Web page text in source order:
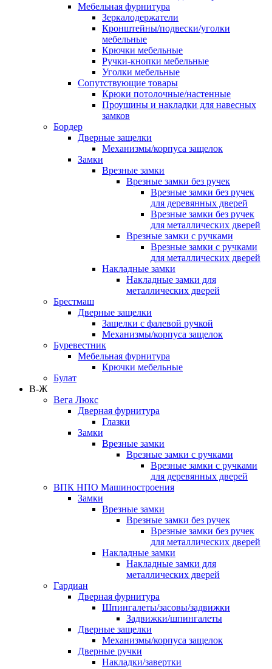
Мебельная фурнитура
Зеркалодержатели
Кронштейны/подвески/уголки
мебельные
Крючки мебельные
Ручки-кнопки мебельные
Уголки мебельные
Сопутствующие товары
Крюки потолочные/настенные
Проушины и накладки для навесных
замков
Бордер
Дверные защелки
Механизмы/корпуса защелок
Замки
Врезные замки
Врезные замки без ручек
Врезные замки без ручек
для деревянных дверей
Врезные замки без ручек
для металлических дверей
Врезные замки с ручками
Врезные замки с ручками
для металлических дверей
Накладные замки
Накладные замки для
металлических дверей
Брестмаш
Дверные защелки
Защелки с фалевой ручкой
Механизмы/корпуса защелок
Буревестник
Мебельная фурнитура
Крючки мебельные
Булат
В-Ж
Вега Люкс
Дверная фурнитура
Глазки
Замки
Врезные замки
Врезные замки с ручками
Врезные замки с ручками
для деревянных дверей
ВПК НПО Машиностроения
Замки
Врезные замки
Врезные замки без ручек
Врезные замки без ручек
для металлических дверей
Накладные замки
Накладные замки для
металлических дверей
Гардиан
Дверная фурнитура
Шпингалеты/засовы/задвижки
Задвижки/шпингалеты
Дверные защелки
Механизмы/корпуса защелок
Дверные ручки
Накладки/завертки